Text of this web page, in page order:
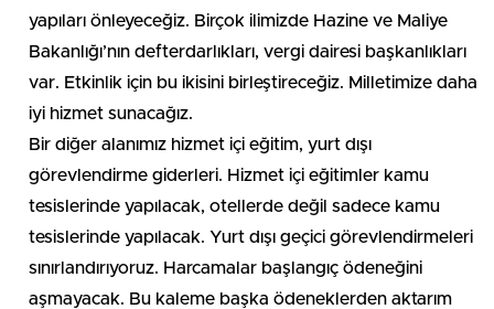
yapıları önleyeceğiz. Birçok ilimizde Hazine ve Maliye
Bakanlığı’nın defterdarlıkları, vergi dairesi başkanlıkları
var. Etkinlik için bu ikisini birleştireceğiz. Milletimize daha
iyi hizmet sunacağız.
Bir diğer alanımız hizmet içi eğitim, yurt dışı
görevlendirme giderleri. Hizmet içi eğitimler kamu
tesislerinde yapılacak, otellerde değil sadece kamu
tesislerinde yapılacak. Yurt dışı geçici görevlendirmeleri
sınırlandırıyoruz. Harcamalar başlangıç ödeneğini
aşmayacak. Bu kaleme başka ödeneklerden aktarım